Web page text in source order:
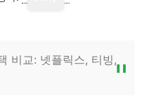
비교: 넷플릭스, 티빙,